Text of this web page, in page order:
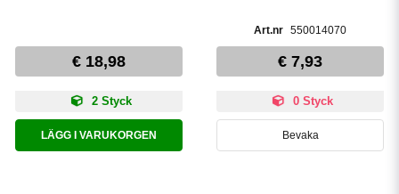
€ 18,98
2 Styck
LÄGG I VARUKORGEN
550014070
€ 7,93
0 Styck
Bevaka